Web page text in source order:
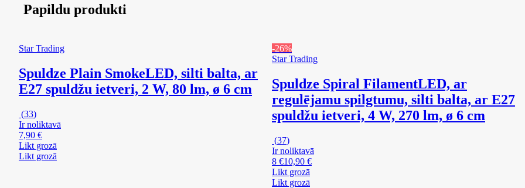
Papildu produkti
Star Trading
Spuldze Plain SmokeLED, silti balta, ar
E27 spuldžu ietveri, 2 W, 80 lm, ø 6 cm
(33)
Ir noliktavā
7,90 €
Likt grozā
Likt grozā
-26%
Star Trading
Spuldze Spiral FilamentLED, ar
regulējamu spilgtumu, silti balta, ar E27
spuldžu ietveri, 4 W, 270 lm, ø 6 cm
(37)
Ir noliktavā
8 €10,90 €
Likt grozā
Likt grozā